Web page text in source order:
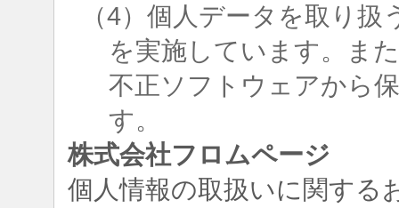
（4）個人データを取り
を実施しています。ま
不正ソフトウェアから
す。
株式会社フロムページ
個人情報の取扱いに関する